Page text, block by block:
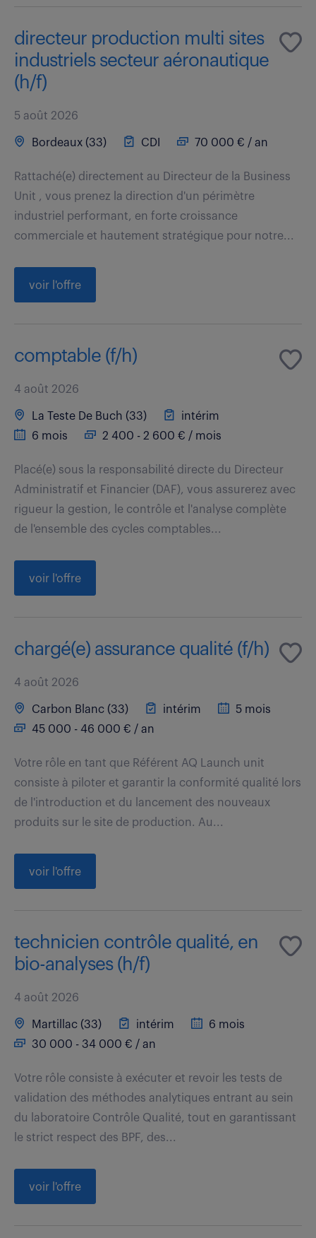
directeur production multi sites
industriels secteur aéronautique
(h/f)
5 août 2026
Bordeaux (33) CDI 70 000 € / an
Rattaché(e) directement au Directeur de la Business
Unit , vous prenez la direction d'un périmètre
industriel performant, en forte croissance
commerciale et hautement stratégique pour notre...
voir l'offre
comptable (f/h)
4 août 2026
La Teste De Buch (33)
intérim
6 mois
2 400 - 2 600 € / mois
Placé(e) sous la responsabilité directe du Directeur
Administratif et Financier (DAF), vous assurerez avec
rigueur la gestion, le contrôle et l'analyse complète
de l'ensemble des cycles comptables...
voir l'offre
chargé(e) assurance qualité (f/h)
4 août 2026
Carbon Blanc (33) intérim
5 mois
45 000 - 46 000 € / an
Votre rôle en tant que Référent AQ Launch unit
consiste à piloter et garantir la conformité qualité lors
de l'introduction et du lancement des nouveaux
produits sur le site de production. Au...
voir l'offre
technicien contrôle qualité, en
bio-analyses (h/f)
4 août 2026
Martillac (33) intérim
6 mois
30 000 - 34 000 € / an
Votre rôle consiste à exécuter et revoir les tests de
validation des méthodes analytiques entrant au sein
du laboratoire Contrôle Qualité, tout en garantissant
le strict respect des BPF, des...
voir l'offre